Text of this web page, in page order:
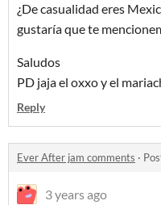
¿De casualidad eres
gustaría que te
Saludos
PD jaja el oxxo y el
Reply
Ever After jam comments ·
3 years ago